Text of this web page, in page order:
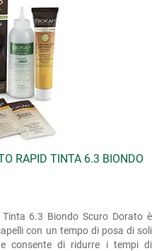
RAPID TINTA 6.3 BIONDO
6.3 Biondo Scuro Dorato è
con un tempo di posa di soli
consente di ridurre i tempi di